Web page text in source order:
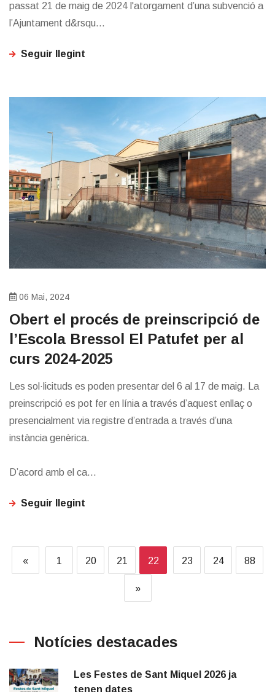
passat 21 de maig de 2024 l'atorgament d’una subvenció a
l’Ajuntament d&rsqu...
Seguir llegint
06 Mai, 2024
Obert el procés de preinscripció de
l’Escola Bressol El Patufet per al
curs 2024-2025
Les sol·licituds es poden presentar del 6 al 17 de maig. La
preinscripció es pot fer en línia a través d’aquest enllaç o
presencialment via registre d’entrada a través d’una
instància genèrica.
D’acord amb el ca...
Seguir llegint
« 1 20 21 22 23 24 88
»
Notícies destacades
Les Festes de Sant Miquel 2026 ja
tenen dates